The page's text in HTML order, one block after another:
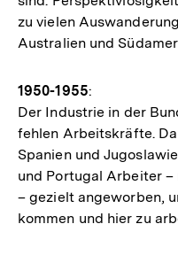
zu vielen
Australien und
1950-1955:
Der Industrie in der
fehlen Arbeitskräfte.
Spanien und
und Portugal Arbeiter
– gezielt angeworben,
kommen und hier zu